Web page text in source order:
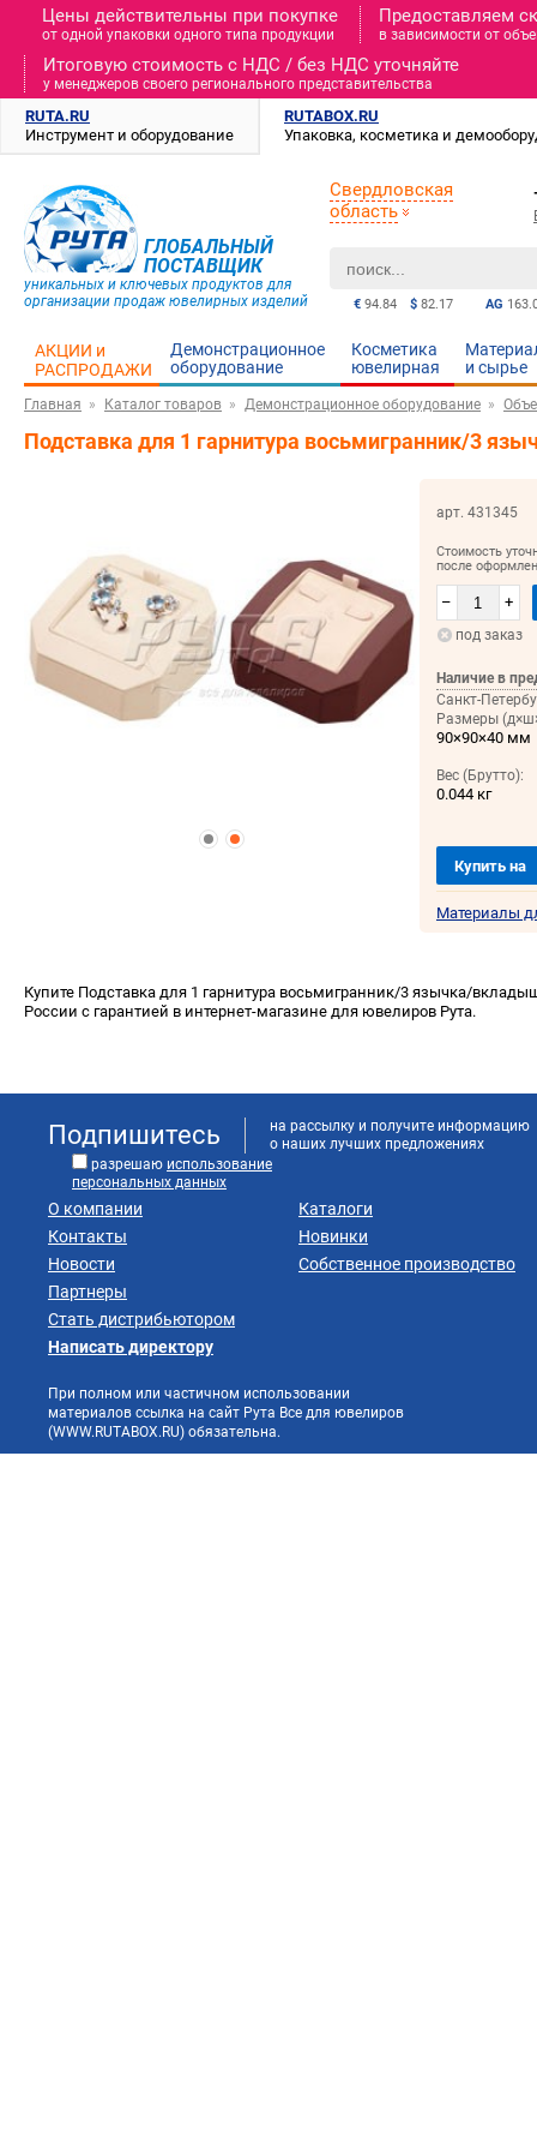
Цены действительны при покупке
от одной упаковки одного типа продукции
Предоставляем
в зависимости от
Итоговую стоимость c НДС / без НДС уточняйте
у менеджеров своего регионального представительства
RUTA.RU
Инструмент и оборудование
RUTABOX.RU
Упаковка, косметика и
ГЛОБАЛЬНЫЙ
ПОСТАВЩИК
уникальных и ключевых продуктов для
организации продаж ювелирных изделий
AG
€ 94.84 $ 82.17
Свердловская
область
АКЦИИ и
РАСПРОДАЖИ
Демонстрационное
оборудование
Косметика
ювелирная
и cырье
Главная Каталог товаров Демонстрационное оборудование
Подставка для 1 гарнитура восьмигранник/3
арт. 431345
Стоимость
после
– +
под заказ
Наличие в
Санкт-
Размеры
90×90×40 мм
Вес (Брутто):
0.044 кг
Купить на
Материалы
Купите Подставка для 1 гарнитура восьмигранник/3 язычка/
России с гарантией в интернет-магазине для ювелиров Рута.
Подпишитесь
на рассылку и получите информацию
о наших лучших предложениях
разрешаю использование
персональных данных
О компании
Контакты
Новости
Партнеры
Стать дистрибьютором
Каталоги
Новинки
Собственное производство
Написать директору
При полном или частичном использовании
материалов ссылка на сайт Рута Все для ювелиров
(WWW.RUTABOX.RU) обязательна.